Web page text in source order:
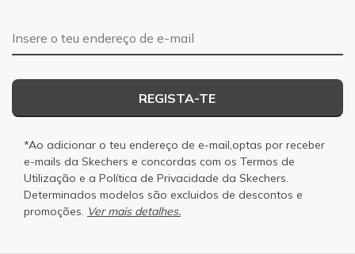
Endereço de e-mail
REGISTA-TE
*Ao adicionar o teu endereço de e-mail,optas por receber
e-mails da Skechers e concordas com os Termos de
Utilização e a Política de Privacidade da Skechers.
Determinados modelos são excluidos de descontos e
promoções. Ver mais detalhes.